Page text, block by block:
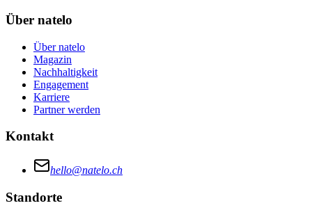
Über natelo
Über natelo
Magazin
Nachhaltigkeit
Engagement
Karriere
Partner werden
Kontakt
hello@natelo.ch
Standorte